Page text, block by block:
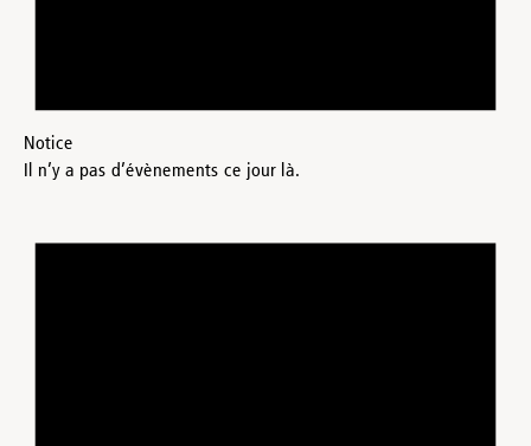
Notice
Il n’y a pas d’évènements ce jour là.